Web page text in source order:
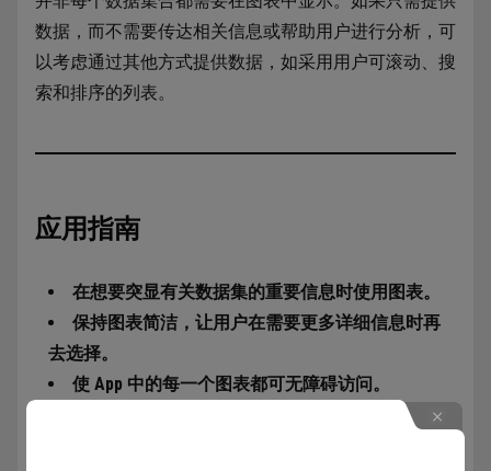
数据，而不需要传达相关信息或帮助用户进行分析，可
以考虑通过其他方式提供数据，如采用用户可滚动、搜
索和排序的列表。
应用指南
在想要突显有关数据集的重要信息时使用图表。
保持图表简洁，让用户在需要更多详细信息时再
去选择。
使 App 中的每一个图表都可无障碍访问。